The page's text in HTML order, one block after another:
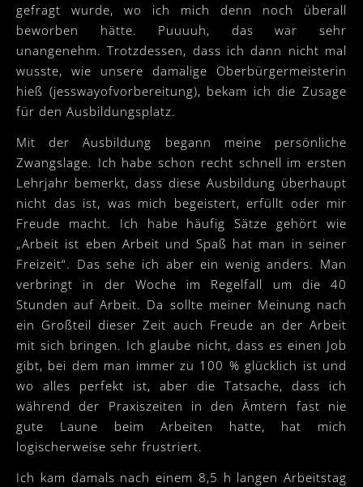
gefragt wurde, wo ich mich denn noch überall
beworben hätte. Puuuuh, das war sehr
unangenehm. Trotzdessen, dass ich dann nicht mal
wusste, wie unsere damalige Oberbürgermeisterin
hieß (jesswayofvorbereitung), bekam ich die Zusage
für den Ausbildungsplatz.
Mit der Ausbildung begann meine persönliche
Zwangslage. Ich habe schon recht schnell im ersten
Lehrjahr bemerkt, dass diese Ausbildung überhaupt
nicht das ist, was mich begeistert, erfüllt oder mir
Freude macht. Ich habe häufig Sätze gehört wie
„Arbeit ist eben Arbeit und Spaß hat man in seiner
Freizeit“. Das sehe ich aber ein wenig anders. Man
verbringt in der Woche im Regelfall um die 40
Stunden auf Arbeit. Da sollte meiner Meinung nach
ein Großteil dieser Zeit auch Freude an der Arbeit
mit sich bringen. Ich glaube nicht, dass es einen Job
gibt, bei dem man immer zu 100 % glücklich ist und
wo alles perfekt ist, aber die Tatsache, dass ich
während der Praxiszeiten in den Ämtern fast nie
gute Laune beim Arbeiten hatte, hat mich
logischerweise sehr frustriert.
Ich kam damals nach einem 8,5 h langen Arbeitstag